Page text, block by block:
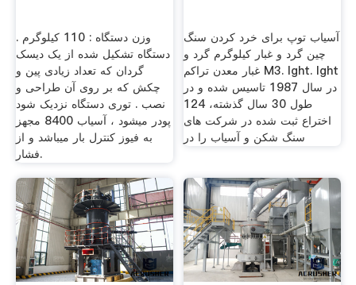
وزن دستگاه : 110 کیلوگرم .
دستگاه تشکیل شده از یک دیسک
گردان که تعداد زیادی پین و
چکش که بر روی آن طراحی و
نصب . توری دستگاه نزدیک شود
پودر میشود ، آسیاب 8400 مجهز
به فیوز کنترل بار میباشد و از
فشار.
آسیاب توپ برای خرد کردن سنگ
چین گرد و غبار کیلوگرم گرد و
غبار معدن تراکم M3. lght. lght
در سال 1987 تاسیس شده و در
طول 30 سال گذشته، 124
اختراع ثبت شده در شركت های
سنگ شكن و آسیاب را در